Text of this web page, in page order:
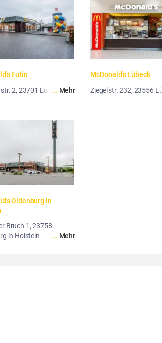
Eutin
2, 23701 Eutin... Mehr
McDonald's Lübeck
Ziegelstr. 232, 23556
Oldenburg in
Bruch 1, 23758
in Holstein
... Mehr